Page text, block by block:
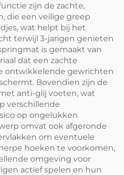
zijn de zachte,
die een veilige greep
wat helpt bij het
terwijl 3-jarigen genieten
is gemaakt van
dat een zachte
ontwikkelende gewrichten
Bovendien zijn de
anti-glij voeten, wat
verschillende
op ongelukken
omvat ook afgeronde
om eventuele
hoeken te voorkomen,
omgeving voor
actief spelen en hun